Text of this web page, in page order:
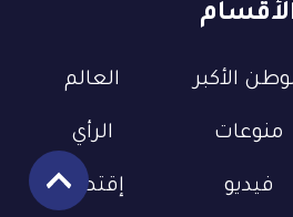
الأكبر العالم
منوعات الرأي
فيديو إقتصاد